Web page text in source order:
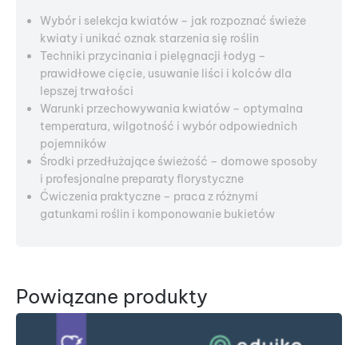
Wybór i selekcja kwiatów – jak rozpoznać świeże
kwiaty i unikać oznak starzenia się roślin
Techniki przycinania i pielęgnacji łodyg –
prawidłowe cięcie, usuwanie liści i kolców dla
lepszej trwałości
Warunki przechowywania kwiatów – optymalna
temperatura, wilgotność i wybór odpowiednich
pojemników
Środki przedłużające świeżość – domowe sposoby
i profesjonalne preparaty florystyczne
Ćwiczenia praktyczne – praca z różnymi
gatunkami roślin i komponowanie bukietów
Powiązane produkty